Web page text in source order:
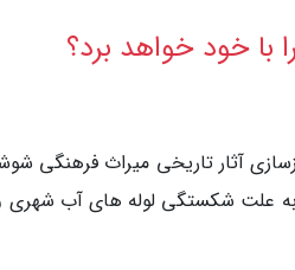
با خود خواهد برد؟
آثار تاریخی میراث فرهنگی
به علت شکستگی لوله های آب